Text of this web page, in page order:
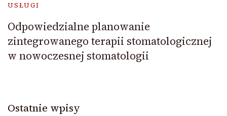
USŁUGI
Odpowiedzialne planowanie
zintegrowanego terapii stomatologicznej
w nowoczesnej stomatologii
Ostatnie wpisy